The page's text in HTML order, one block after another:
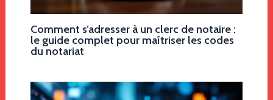
Comment s’adresser à un clerc de notaire :
le guide complet pour maîtriser les codes
du notariat